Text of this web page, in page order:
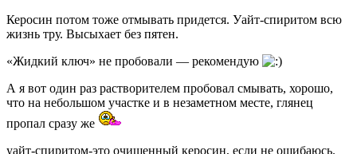
Керосин потом тоже отмывать придется. Уайт-спиритом всю
жизнь тру. Высыхает без пятен.
«Жидкий ключ» не пробовали — рекомендую
А я вот один раз растворителем пробовал смывать, хорошо,
что на небольшом участке и в незаметном месте, глянец
пропал сразу же
уайт-спиритом-это очищенный керосин, если не ошибаюсь.